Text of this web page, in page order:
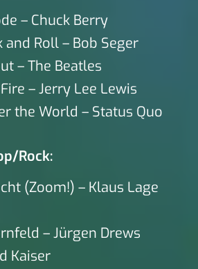
– Chuck Berry
and Roll – Bob Seger
– The Beatles
– Jerry Lee Lewis
the World – Status Quo
Rock:
(Zoom!) – Klaus Lage
– Jürgen Drews
Kaiser